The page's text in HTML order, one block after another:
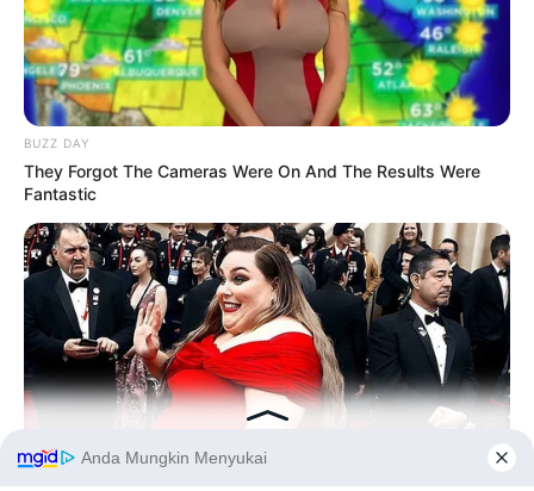
BUZZ DAY
They Forgot The Cameras Were On And The Results Were
Fantastic